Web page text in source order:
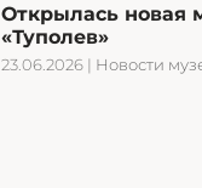
Открылась новая
«Туполев»
23.06.2026 | Новости